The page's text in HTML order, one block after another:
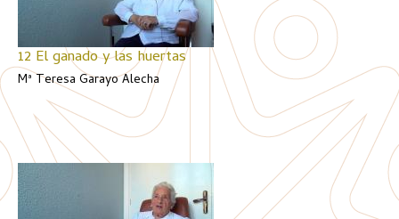
12 El ganado y las huertas
Mª Teresa Garayo Alecha